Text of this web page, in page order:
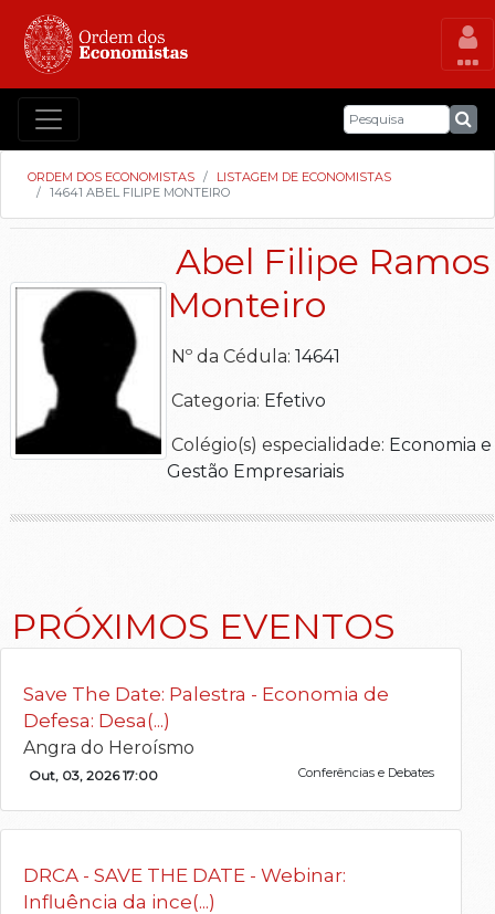
ORDEM DOS ECONOMISTAS
LISTAGEM DE ECONOMISTAS
14641 ABEL FILIPE MONTEIRO
Abel Filipe Ramos
Monteiro
Nº da Cédula: 14641
Categoria: Efetivo
Colégio(s) especialidade: Economia e
Gestão Empresariais
PRÓXIMOS EVENTOS
Save The Date: Palestra - Economia de
Defesa: Desa(...)
Angra do Heroísmo
Out, 03, 2026 17:00 Conferências e Debates
DRCA - SAVE THE DATE - Webinar:
Influência da ince(...)